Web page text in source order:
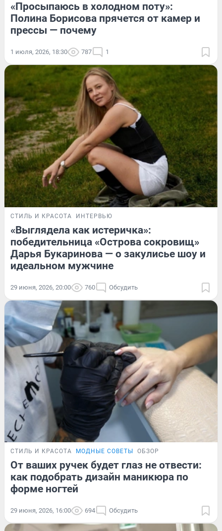
«Просыпаюсь в холодном поту»:
Полина Борисова прячется от камер и
прессы — почему
1 июля, 2026, 18:30 787 1
СТИЛЬ И КРАСОТА ИНТЕРВЬЮ
«Выглядела как истеричка»:
победительница «Острова сокровищ»
Дарья Букаринова — о закулисье шоу и
идеальном мужчине
29 июня, 2026, 20:00 760 Обсудить
СТИЛЬ И КРАСОТА МОДНЫЕ СОВЕТЫ ОБЗОР
От ваших ручек будет глаз не отвести:
как подобрать дизайн маникюра по
форме ногтей
29 июня, 2026, 16:00 694 Обсудить